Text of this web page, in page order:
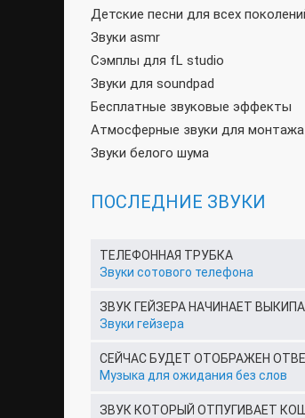
Детские песни для всех
Звуки asmr
Сэмплы для fL studio
Звуки для soundpad
Бесплатные звуковые эффекты
Атмосферные звуки для монтажа
Звуки белого шума
ПОСЛЕДНИЕ ЗВУКИ
ТЕЛЕФОННАЯ ТРУБКА
Звуки сотового телефона
ЗВУК ГЕЙЗЕРА НАЧИНАЕТ
Звуки гейзера
СЕЙЧАС БУДЕТ ОТОБРАЖЕН
Музыка для ожидания без слов
ЗВУК КОТОРЫЙ ОТПУГИВАЕТ